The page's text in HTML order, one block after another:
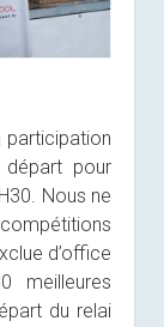
participation
pour
Nous ne
d’office
meilleures
du relai